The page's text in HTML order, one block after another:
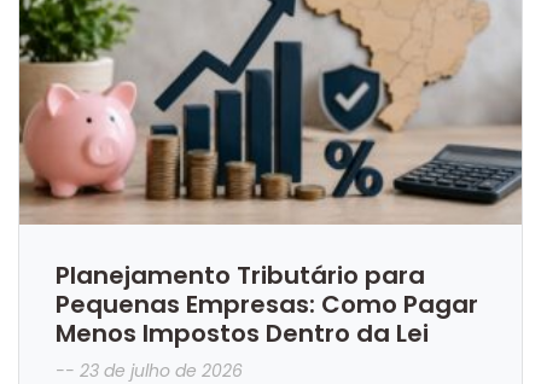
Planejamento Tributário para
Pequenas Empresas: Como Pagar
Menos Impostos Dentro da Lei
23 de julho de 2026